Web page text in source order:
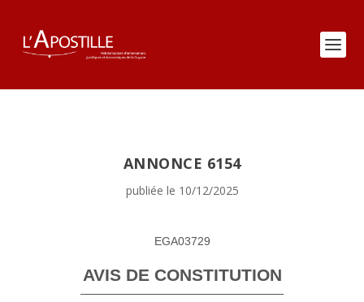
ANNONCE 6154
publiée le 10/12/2025
EGA03729
AVIS DE CONSTITUTION